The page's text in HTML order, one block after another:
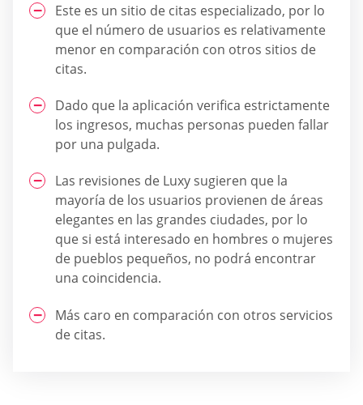
Este es un sitio de citas especializado, por lo
que el número de usuarios es relativamente
menor en comparación con otros sitios de
citas.
Dado que la aplicación verifica estrictamente
los ingresos, muchas personas pueden fallar
por una pulgada.
Las revisiones de Luxy sugieren que la
mayoría de los usuarios provienen de áreas
elegantes en las grandes ciudades, por lo
que si está interesado en hombres o mujeres
de pueblos pequeños, no podrá encontrar
una coincidencia.
Más caro en comparación con otros servicios
de citas.